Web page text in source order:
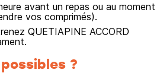
avant un repas ou au moment
vos comprimés).
QUETIAPINE ACCORD
?